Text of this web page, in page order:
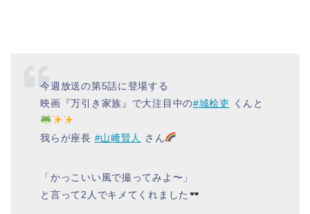
今週放送の第5話に登場する
映画『万引き家族』で大注目中の#城桧吏 くんと
我らが座長 #山﨑賢人 さん
「かっこいい風で撮ってみよ〜」
と言って2人でキメてくれました